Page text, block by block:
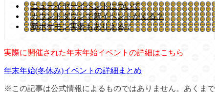
ニューイヤーイベントについて
カウントダウンで新イベントがくる？
新ポケモン実装もありえる!?
実際に開催された年末年始イベントの詳細はこちら
年末年始(冬休み)イベントの詳細まとめ
※この記事は公式情報によるものではありません。あくまで